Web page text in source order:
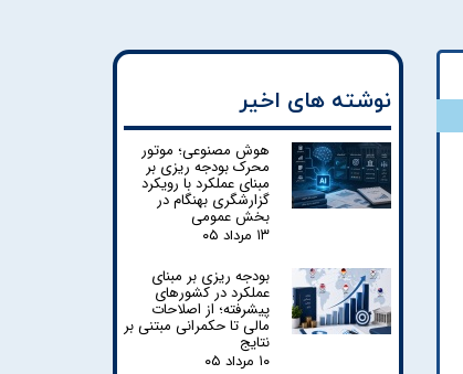
نوشته های اخیر
هوش مصنوعی؛ موتور
محرک بودجه ریزی بر
مبنای عملکرد با رویکرد
گزارشگری بهنگام در
بخش عمومی
۱۳ مرداد ۰۵
بودجه ریزی بر مبنای
عملکرد در کشورهای
پیشرفته؛ از اصلاحات
مالی تا حکمرانی مبتنی بر
نتایج
۱۰ مرداد ۰۵